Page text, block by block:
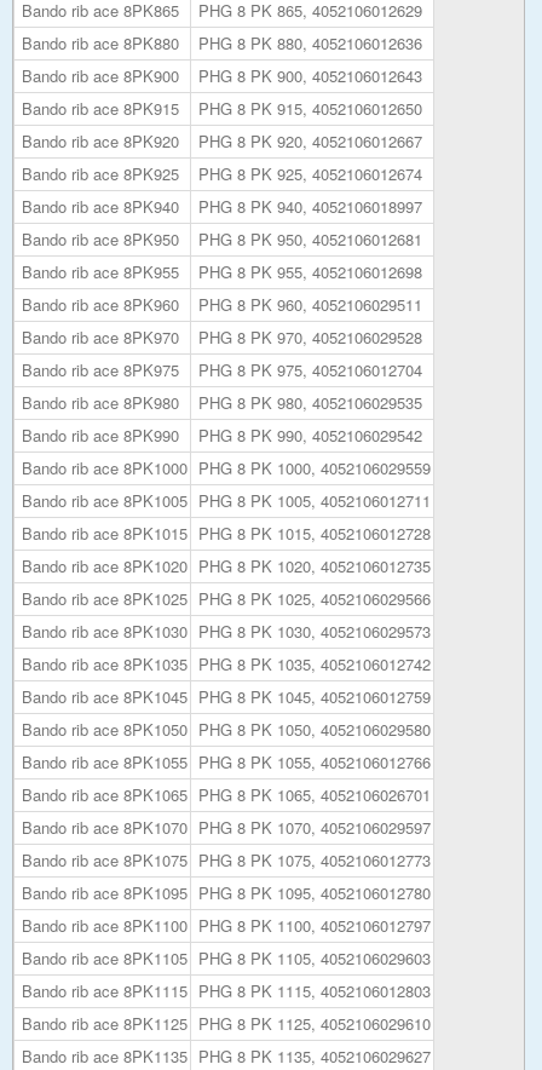
Bando rib ace 8PK865
PHG 8 PK 865, 4052106012629
Bando rib ace 8PK880
PHG 8 PK 880, 4052106012636
Bando rib ace 8PK900
PHG 8 PK 900, 4052106012643
Bando rib ace 8PK915
PHG 8 PK 915, 4052106012650
Bando rib ace 8PK920
PHG 8 PK 920, 4052106012667
Bando rib ace 8PK925
PHG 8 PK 925, 4052106012674
Bando rib ace 8PK940
PHG 8 PK 940, 4052106018997
Bando rib ace 8PK950
PHG 8 PK 950, 4052106012681
Bando rib ace 8PK955
PHG 8 PK 955, 4052106012698
Bando rib ace 8PK960
PHG 8 PK 960, 4052106029511
Bando rib ace 8PK970
PHG 8 PK 970, 4052106029528
Bando rib ace 8PK975
PHG 8 PK 975, 4052106012704
Bando rib ace 8PK980
PHG 8 PK 980, 4052106029535
Bando rib ace 8PK990
PHG 8 PK 990, 4052106029542
Bando rib ace 8PK1000 PHG 8 PK 1000, 4052106029559
Bando rib ace 8PK1005 PHG 8 PK 1005, 4052106012711
Bando rib ace 8PK1015 PHG 8 PK 1015, 4052106012728
Bando rib ace 8PK1020 PHG 8 PK 1020, 4052106012735
Bando rib ace 8PK1025 PHG 8 PK 1025, 4052106029566
Bando rib ace 8PK1030 PHG 8 PK 1030, 4052106029573
Bando rib ace 8PK1035 PHG 8 PK 1035, 4052106012742
Bando rib ace 8PK1045 PHG 8 PK 1045, 4052106012759
Bando rib ace 8PK1050 PHG 8 PK 1050, 4052106029580
Bando rib ace 8PK1055 PHG 8 PK 1055, 4052106012766
Bando rib ace 8PK1065 PHG 8 PK 1065, 4052106026701
Bando rib ace 8PK1070 PHG 8 PK 1070, 4052106029597
Bando rib ace 8PK1075 PHG 8 PK 1075, 4052106012773
Bando rib ace 8PK1095 PHG 8 PK 1095, 4052106012780
Bando rib ace 8PK1100 PHG 8 PK 1100, 4052106012797
Bando rib ace 8PK1105 PHG 8 PK 1105, 4052106029603
Bando rib ace 8PK1115 PHG 8 PK 1115, 4052106012803
Bando rib ace 8PK1125 PHG 8 PK 1125, 4052106029610
Bando rib ace 8PK1135 PHG 8 PK 1135, 4052106029627